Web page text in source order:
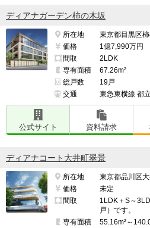
ディアナガーデン柿の木坂
所在地
東京都目黒区
価格
1億7,990万円
間取
2LDK
専有面積
67.26m²
総戸数
19戸
交通
東急東横線 都
公式サイト 資料請求
ディアナコート大井町翠景
所在地
東京都品川区
価格
未定
間取
1LDK＋S～
戸）です。
専有面積
55.16m²～